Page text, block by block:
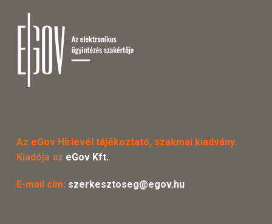
Az eGov Hírlevél tájékoztató, szakmai kiadvány.
Kiadója az eGov Kft.
E-mail cím: szerkesztoseg@egov.hu